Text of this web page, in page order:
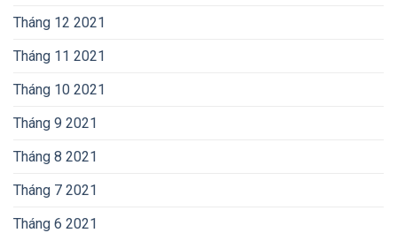
Tháng 12 2021
Tháng 11 2021
Tháng 10 2021
Tháng 9 2021
Tháng 8 2021
Tháng 7 2021
Tháng 6 2021